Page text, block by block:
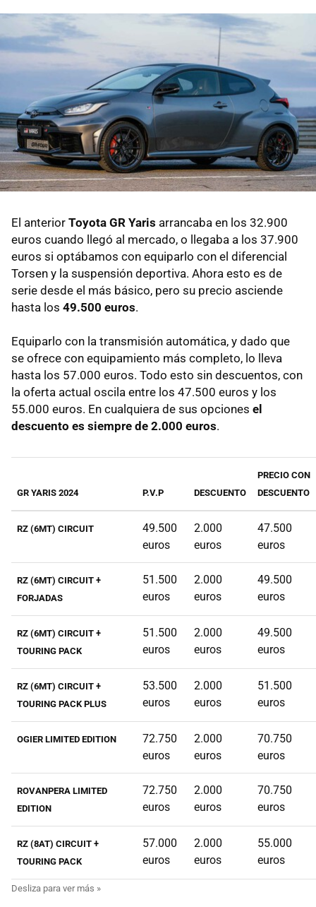
El anterior Toyota GR Yaris arrancaba en los 32.900
euros cuando llegó al mercado, o llegaba a los 37.900
euros si optábamos con equiparlo con el diferencial
Torsen y la suspensión deportiva. Ahora esto es de
serie desde el más básico, pero su precio asciende
hasta los 49.500 euros.
Equiparlo con la transmisión automática, y dado que
se ofrece con equipamiento más completo, lo lleva
hasta los 57.000 euros. Todo esto sin descuentos, con
la oferta actual oscila entre los 47.500 euros y los
55.000 euros. En cualquiera de sus opciones el
descuento es siempre de 2.000 euros.
GR YARIS 2024 P.V.P DESCUENTO
PRECIO CON
DESCUENTO
RZ (6MT) CIRCUIT
49.500
euros
2.000
euros
47.500
euros
RZ (6MT) CIRCUIT +
FORJADAS
51.500
euros
2.000
euros
49.500
euros
RZ (6MT) CIRCUIT +
TOURING PACK
51.500
euros
2.000
euros
49.500
euros
RZ (6MT) CIRCUIT +
TOURING PACK PLUS
53.500
euros
2.000
euros
51.500
euros
OGIER LIMITED EDITION
72.750
euros
2.000
euros
70.750
euros
ROVANPERA LIMITED
EDITION
72.750
euros
2.000
euros
70.750
euros
RZ (8AT) CIRCUIT +
TOURING PACK
57.000
euros
2.000
euros
55.000
euros